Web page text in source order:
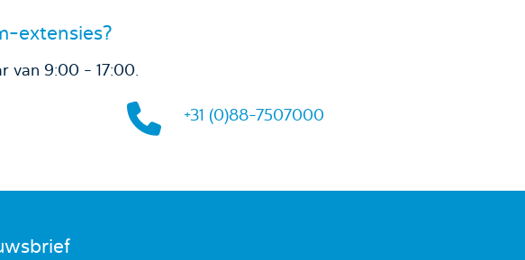
extensies?
van 9:00 - 17:00.
+31 (0)88-7507000